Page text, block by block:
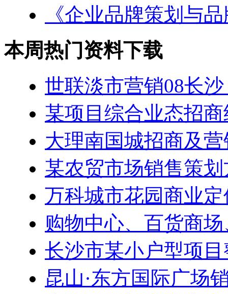
《企业品牌策划与
本周热门资料下载
世联淡市营销08长
某项目综合业态招
大理南国城招商及
某农贸市场销售策
万科城市花园商业
购物中心、百货商
长沙市某小户型项
昆山·东方国际广场